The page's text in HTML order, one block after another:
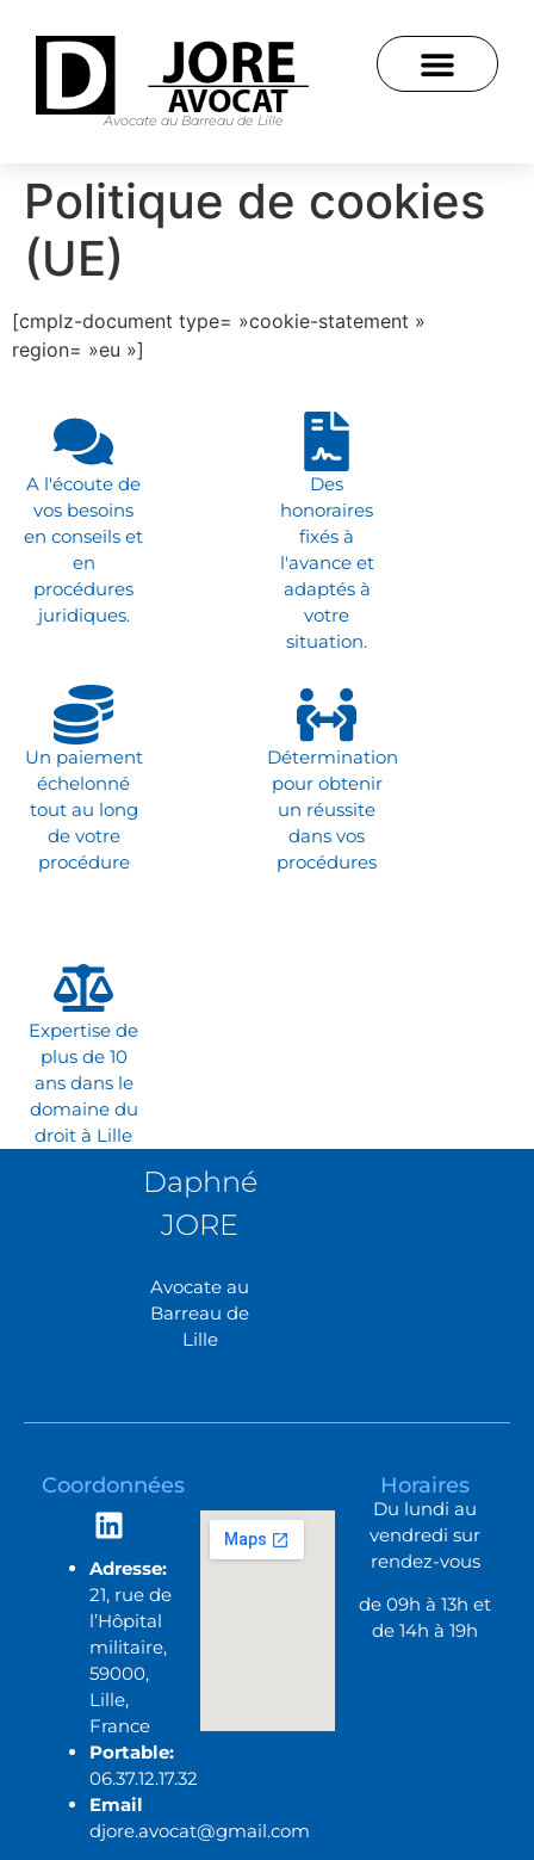
Avocate au Barreau de Lille
Politique de cookies
(UE)
[cmplz-document type= »cookie-statement »
region= »eu »]
A l'écoute de
vos besoins
en conseils et
en
procédures
juridiques.
Des
honoraires
fixés à
l'avance et
adaptés à
votre
situation.
Un paiement
échelonné
tout au long
de votre
procédure
Détermination
pour obtenir
un réussite
dans vos
procédures
Expertise de
plus de 10
ans dans le
domaine du
droit à Lille
Daphné
JORE
Avocate au
Barreau de
Lille
Coordonnées
Adresse:
21, rue de
l’Hôpital
militaire,
59000,
Lille,
France
Portable:
06.37.12.17.32
Email
djore.avocat@gmail.com
Horaires
Du lundi au
vendredi sur
rendez-vous
de 09h à 13h et
de 14h à 19h